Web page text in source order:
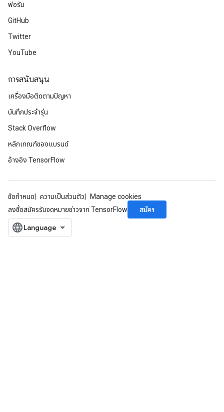
ฟอรัม
GitHub
Twitter
YouTube
การสนับสนุน
เครื่องมือติดตามปัญหา
บันทึกประจำรุ่น
Stack Overflow
หลักเกณฑ์ของแบรนด์
อ้างอิง TensorFlow
ข้อกำหนด ความเป็นส่วนตัว
Manage cookies
ลงชื่อสมัครรับจดหมายข่าวจาก TensorFlow
สมัคร